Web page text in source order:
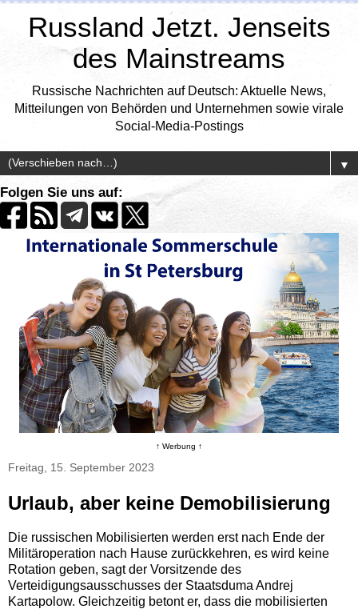
Russland Jetzt. Jenseits
des Mainstreams
Russische Nachrichten auf Deutsch: Aktuelle News,
Mitteilungen von Behörden und Unternehmen sowie virale
Social-Media-Postings
▼
Folgen Sie uns auf:
↑ Werbung ↑
Freitag, 15. September 2023
Urlaub, aber keine Demobilisierung
Die russischen Mobilisierten werden erst nach Ende der
Militäroperation nach Hause zurückkehren, es wird keine
Rotation geben, sagt der Vorsitzende des
Verteidigungsausschusses der Staatsduma Andrej
Kartapolow. Gleichzeitig betont er, dass die mobilisierten